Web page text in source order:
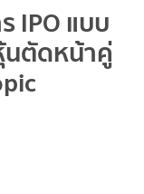
IPO แบบ
ตัดหน้าคู่